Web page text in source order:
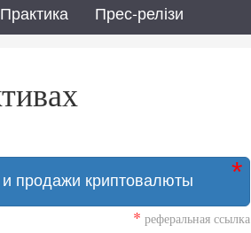
Практика Прес-релізи
и продажи криптовалюты
* реферальная ссылка